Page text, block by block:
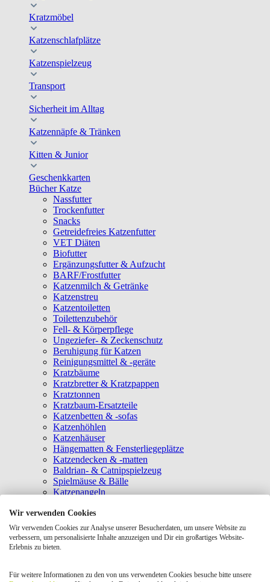
Kratzmöbel
Katzenschlafplätze
Katzenspielzeug
Transport
Sicherheit im Alltag
Katzennäpfe & Tränken
Kitten & Junior
Geschenkkarten
Bücher Katze
Nassfutter
Trockenfutter
Snacks
Getreidefreies Katzenfutter
VET Diäten
Biofutter
Ergänzungsfutter & Aufzucht
BARF/Frostfutter
Katzenmilch & Getränke
Katzenstreu
Katzentoiletten
Toilettenzubehör
Fell- & Körperpflege
Ungeziefer- & Zeckenschutz
Beruhigung für Katzen
Reinigungsmittel & -geräte
Kratzbäume
Kratzbretter & Kratzpappen
Kratztonnen
Kratzbaum-Ersatzteile
Katzenbetten & -sofas
Katzenhöhlen
Katzenhäuser
Hängematten & Fensterliegeplätze
Katzendecken & -matten
Baldrian- & Catnipspielzeug
Spielmäuse & Bälle
Katzenangeln
Laserpointer & Elektrospielzeug
Katzentunnel
Clicker & Target Sticks für Katzen
Weiteres Katzenspielzeug
Tragetaschen
Wir verwenden Cookies
Wir verwenden Cookies zur Analyse unserer Besucherdaten, um unsere Website zu
verbessern, um personalisierte Inhalte anzuzeigen und Dir ein großartiges Website-
Erlebnis zu bieten.
Für weitere Informationen zu den von uns verwendeten Cookies besuche bitte unsere